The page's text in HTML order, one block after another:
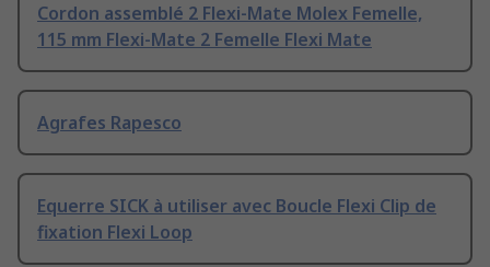
Cordon assemblé 2 Flexi-Mate Molex Femelle,
115 mm Flexi-Mate 2 Femelle Flexi Mate
Agrafes Rapesco
Equerre SICK à utiliser avec Boucle Flexi Clip de
fixation Flexi Loop